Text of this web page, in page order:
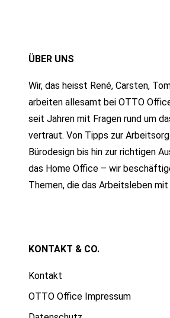
ÜBER UNS
Wir, das heisst René, Carsten,
arbeiten allesamt bei OTTO
seit Jahren mit Fragen rund um
vertraut. Von Tipps zur
Bürodesign bis hin zur richtigen
das Home Office – wir
Themen, die das Arbeitsleben
KONTAKT & CO.
Kontakt
OTTO Office Impressum